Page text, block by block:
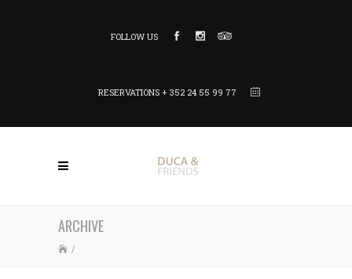
FOLLOW US
RESERVATIONS + 352 24 55 99 77
ARCHIVE
/